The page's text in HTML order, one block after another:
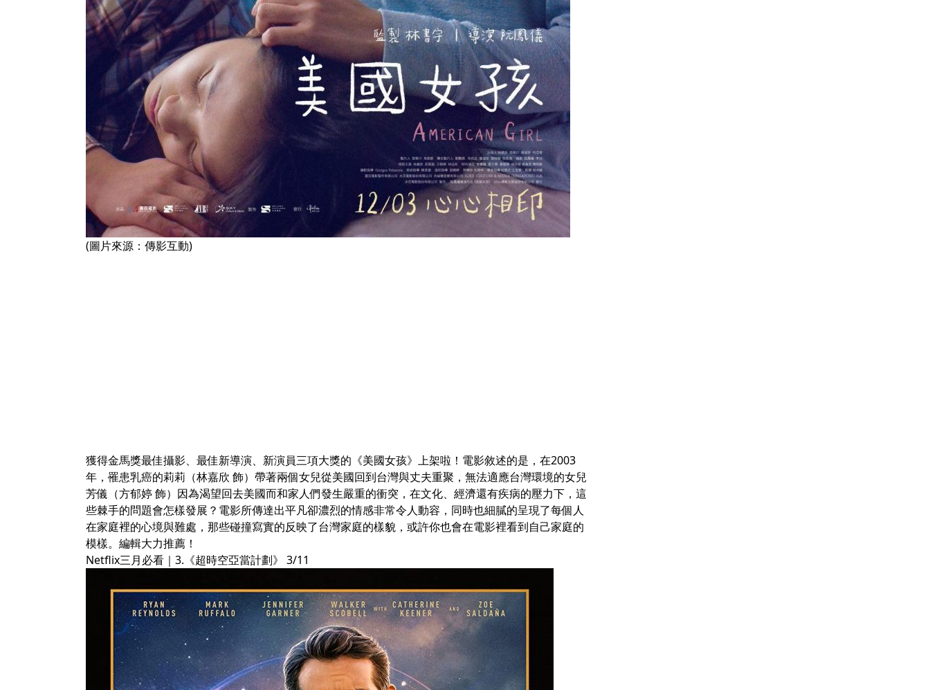
(圖片來源：傳影互動)
獲得金馬獎最佳攝影、最佳新導演、新演員三項大獎的《美國女孩》上架啦！電影敘述的是，在2003
年，罹患乳癌的莉莉（林嘉欣 飾）帶著兩個女兒從美國回到台灣與丈夫重聚，無法適應台灣環境的女兒
芳儀（方郁婷 飾）因為渴望回去美國而和家人們發生嚴重的衝突，在文化、經濟還有疾病的壓力下，這
些棘手的問題會怎樣發展？電影所傳達出平凡卻濃烈的情感非常令人動容，同時也細膩的呈現了每個人
在家庭裡的心境與難處，那些碰撞寫實的反映了台灣家庭的樣貌，或許你也會在電影裡看到自己家庭的
模樣。編輯大力推薦！
Netflix三月必看｜3.《超時空亞當計劃》 3/11